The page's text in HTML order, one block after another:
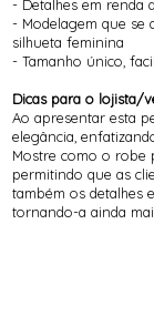
- Detalhes em renda
- Modelagem que se
silhueta feminina
- Tamanho único,
Dicas para o lojista/
Ao apresentar esta
elegância,
Mostre como o robe
permitindo que as
também os detalhes
tornando-a ainda